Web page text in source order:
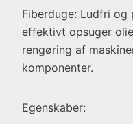
Fiberduge: Ludfri
effektivt opsuger
rengøring af
komponenter.
Egenskaber: